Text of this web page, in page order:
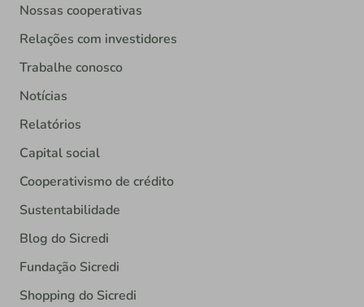
Nossas cooperativas
Relações com investidores
Trabalhe conosco
Notícias
Relatórios
Capital social
Cooperativismo de crédito
Sustentabilidade
Blog do Sicredi
Fundação Sicredi
Shopping do Sicredi